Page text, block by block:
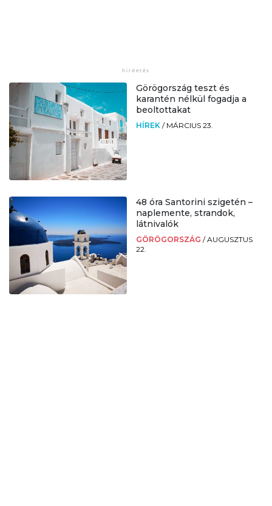
Görögország teszt és
karantén nélkül fogadja a
beoltottakat
HÍREK / MÁRCIUS 23.
48 óra Santorini szigetén –
naplemente, strandok,
látnivalók
GÖRÖGORSZÁG /AUGUSZTUS
22.